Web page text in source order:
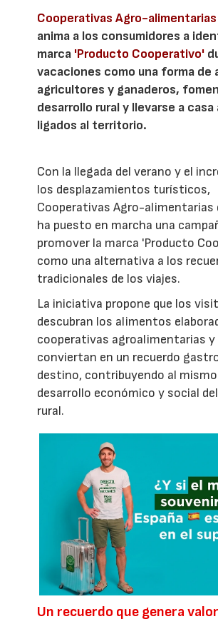
Cooperativas Agro-alimentarias
anima a los consumidores a
marca 'Producto Cooperativo'
vacaciones como una forma de
agricultores y ganaderos,
desarrollo rural y llevarse a
ligados al territorio.
Con la llegada del verano y el
los desplazamientos turísticos,
Cooperativas Agro-alimentarias
ha puesto en marcha una
promover la marca 'Producto
como una alternativa a los
tradicionales de los viajes.
La iniciativa propone que los
descubran los alimentos
cooperativas agroalimentarias y
conviertan en un recuerdo
destino, contribuyendo al
desarrollo económico y social
rural.
Un recuerdo que genera